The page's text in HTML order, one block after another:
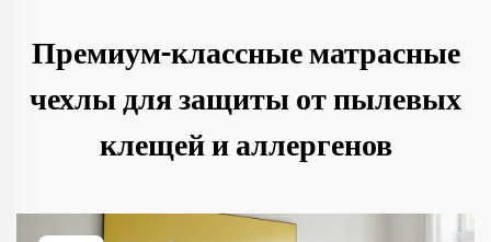
Премиум-классные матрасные
чехлы для защиты от пылевых
клещей и аллергенов